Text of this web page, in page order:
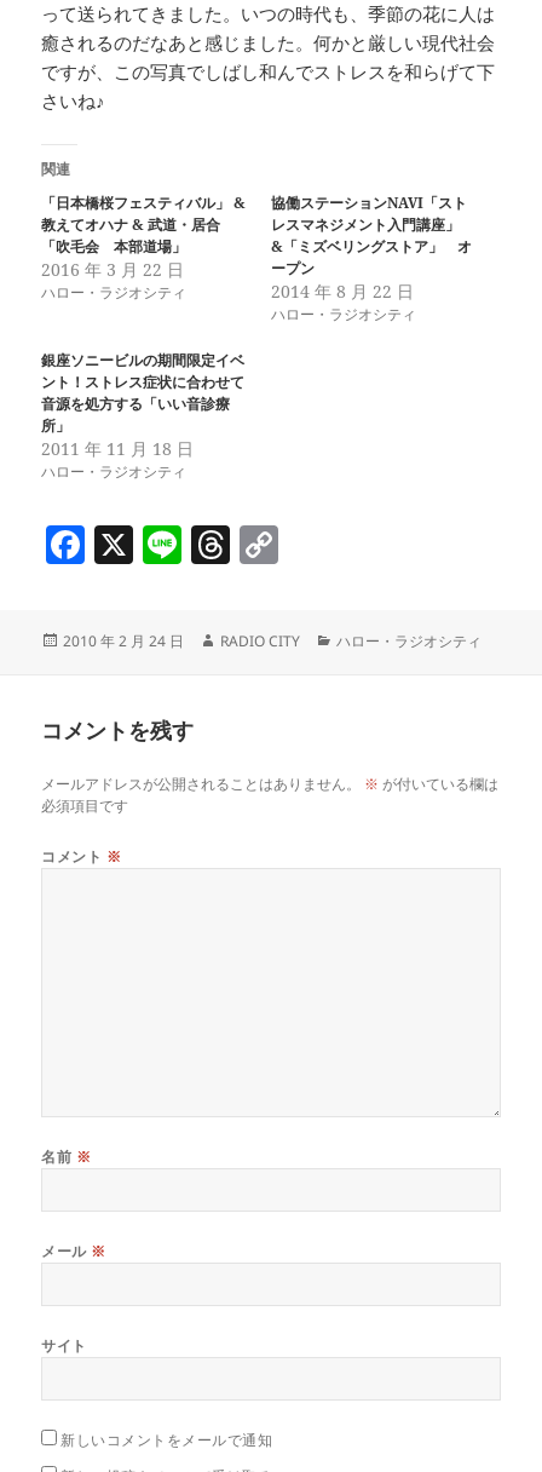
って送られてきました。いつの時代も、季節の花に人は
癒されるのだなあと感じました。何かと厳しい現代社会
ですが、この写真でしばし和んでストレスを和らげて下
さいね♪
関連
「日本橋桜フェスティバル」 &
教えてオハナ & 武道・居合
「吹毛会 本部道場」
2016 年 3 月 22 日
ハロー・ラジオシティ
協働ステーションNAVI「スト
レスマネジメント入門講座」
&「ミズベリングストア」 オ
ープン
2014 年 8 月 22 日
ハロー・ラジオシティ
銀座ソニービルの期間限定イベ
ント！ストレス症状に合わせて
音源を処方する「いい音診療
所」
2011 年 11 月 18 日
ハロー・ラジオシティ
F
c
e
o
o
k
X Li T
re
a
p
y
k
投
2010 年 2 月 24 日
作
RADIO CITY
カ
ハロー・ラジオシティ
コメントを残す
メールアドレスが公開されることはありません。 ※ が付いている欄は
必須項目です
コメント ※
名前 ※
メール ※
サイト
新しいコメントをメールで通知